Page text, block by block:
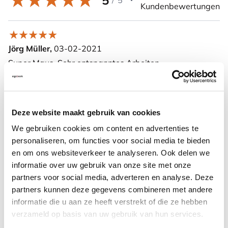
Deze website maakt gebruik van cookies
We gebruiken cookies om content en advertenties te
personaliseren, om functies voor social media te bieden
en om ons websiteverkeer te analyseren. Ook delen we
informatie over uw gebruik van onze site met onze
partners voor social media, adverteren en analyse. Deze
partners kunnen deze gegevens combineren met andere
informatie die u aan ze heeft verstrekt of die ze hebben
verzameld op basis van uw gebruik van hun services.
Kundenbewertungen
Jörg Müller, 03-02-2021
Super Maus. Sehr entspanntes Arbeiten.
Echt gut für das Daumensattelgelenk
Weitere Informationen
Häufig zusammen gekauft mit